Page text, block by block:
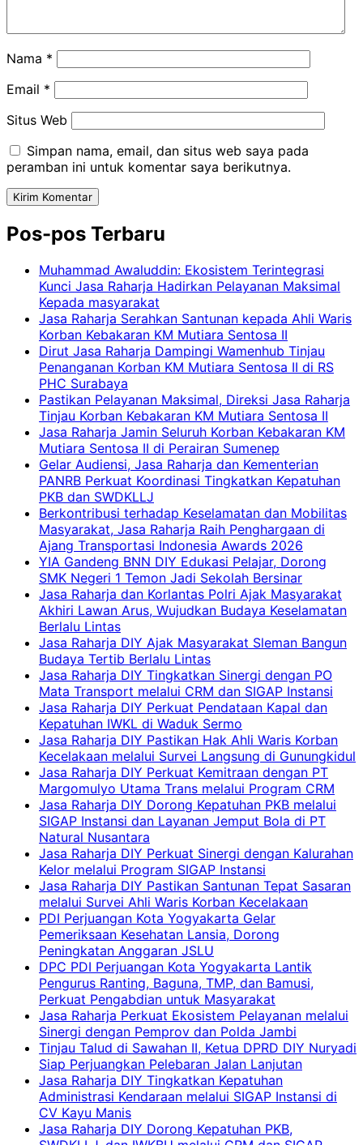
Nama *
Email *
Situs Web
Simpan nama, email, dan situs web saya pada
peramban ini untuk komentar saya berikutnya.
Pos-pos Terbaru
Muhammad Awaluddin: Ekosistem Terintegrasi
Kunci Jasa Raharja Hadirkan Pelayanan Maksimal
Kepada masyarakat
Jasa Raharja Serahkan Santunan kepada Ahli Waris
Korban Kebakaran KM Mutiara Sentosa II
Dirut Jasa Raharja Dampingi Wamenhub Tinjau
Penanganan Korban KM Mutiara Sentosa II di RS
PHC Surabaya
Pastikan Pelayanan Maksimal, Direksi Jasa Raharja
Tinjau Korban Kebakaran KM Mutiara Sentosa II
Jasa Raharja Jamin Seluruh Korban Kebakaran KM
Mutiara Sentosa II di Perairan Sumenep
Gelar Audiensi, Jasa Raharja dan Kementerian
PANRB Perkuat Koordinasi Tingkatkan Kepatuhan
PKB dan SWDKLLJ
Berkontribusi terhadap Keselamatan dan Mobilitas
Masyarakat, Jasa Raharja Raih Penghargaan di
Ajang Transportasi Indonesia Awards 2026
YIA Gandeng BNN DIY Edukasi Pelajar, Dorong
SMK Negeri 1 Temon Jadi Sekolah Bersinar
Jasa Raharja dan Korlantas Polri Ajak Masyarakat
Akhiri Lawan Arus, Wujudkan Budaya Keselamatan
Berlalu Lintas
Jasa Raharja DIY Ajak Masyarakat Sleman Bangun
Budaya Tertib Berlalu Lintas
Jasa Raharja DIY Tingkatkan Sinergi dengan PO
Mata Transport melalui CRM dan SIGAP Instansi
Jasa Raharja DIY Perkuat Pendataan Kapal dan
Kepatuhan IWKL di Waduk Sermo
Jasa Raharja DIY Pastikan Hak Ahli Waris Korban
Kecelakaan melalui Survei Langsung di Gunungkidul
Jasa Raharja DIY Perkuat Kemitraan dengan PT
Margomulyo Utama Trans melalui Program CRM
Jasa Raharja DIY Dorong Kepatuhan PKB melalui
SIGAP Instansi dan Layanan Jemput Bola di PT
Natural Nusantara
Jasa Raharja DIY Perkuat Sinergi dengan Kalurahan
Kelor melalui Program SIGAP Instansi
Jasa Raharja DIY Pastikan Santunan Tepat Sasaran
melalui Survei Ahli Waris Korban Kecelakaan
PDI Perjuangan Kota Yogyakarta Gelar
Pemeriksaan Kesehatan Lansia, Dorong
Peningkatan Anggaran JSLU
DPC PDI Perjuangan Kota Yogyakarta Lantik
Pengurus Ranting, Baguna, TMP, dan Bamusi,
Perkuat Pengabdian untuk Masyarakat
Jasa Raharja Perkuat Ekosistem Pelayanan melalui
Sinergi dengan Pemprov dan Polda Jambi
Tinjau Talud di Sawahan II, Ketua DPRD DIY Nuryadi
Siap Perjuangkan Pelebaran Jalan Lanjutan
Jasa Raharja DIY Tingkatkan Kepatuhan
Administrasi Kendaraan melalui SIGAP Instansi di
CV Kayu Manis
Jasa Raharja DIY Dorong Kepatuhan PKB,